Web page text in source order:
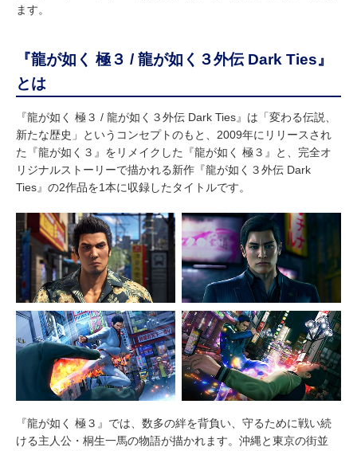
ます。
『龍が如く 極３ / 龍が如く３外伝 Dark Ties』
とは
『龍が如く 極３ / 龍が如く３外伝 Dark Ties』は「変わる伝説、
新たな歴史」というコンセプトのもと、2009年にリリースされ
た『龍が如く３』をリメイクした『龍が如く 極３』と、完全オ
リジナルストーリーで描かれる新作『龍が如く３外伝 Dark
Ties』の2作品を1本に収録したタイトルです。
『龍が如く 極３』では、数多の絆を背負い、守るために戦い続
ける主人公・桐生一馬の物語が描かれます。沖縄と東京の街並